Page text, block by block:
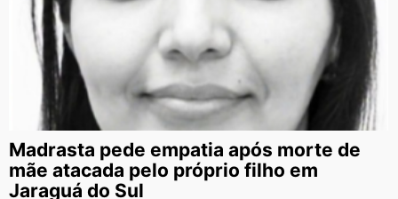
Madrasta pede empatia após morte de
mãe atacada pelo próprio filho em
Jaraguá do Sul